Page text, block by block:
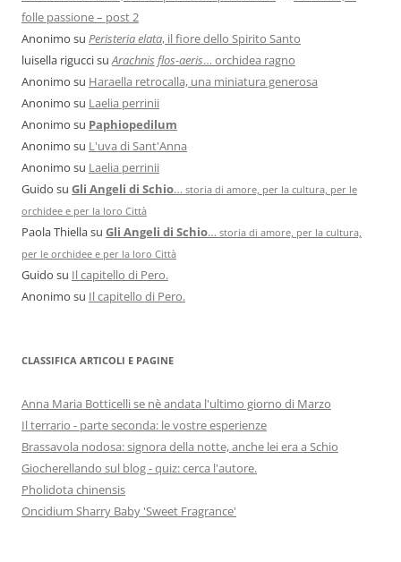
folle passione – post 2
Anonimo su Peristeria elata, il fiore dello Spirito Santo
luisella riguccisu Arachnis flos-aeris… orchidea ragno
Anonimo su Haraella retrocalla, una miniatura generosa
Anonimo su Laelia perrinii
Anonimo su Paphiopedilum
Anonimo su L'uva di Sant'Anna
Anonimo su Laelia perrinii
Guido su Gli Angeli di Schio… storia di amore, per la cultura, per le
orchidee e per la loro Città
Paola Thiellasu Gli Angeli di Schio… storia di amore, per la cultura,
per le orchidee e per la loro Città
Guido su Il capitello di Pero.
Anonimo su Il capitello di Pero.
CLASSIFICA ARTICOLI E PAGINE
Anna Maria Botticelli se nè andata l'ultimo giorno di Marzo
Il terrario - parte seconda: le vostre esperienze
Brassavola nodosa: signora della notte, anche lei era a Schio
Giocherellando sul blog - quiz: cerca l'autore.
Pholidota chinensis
Oncidium Sharry Baby 'Sweet Fragrance'